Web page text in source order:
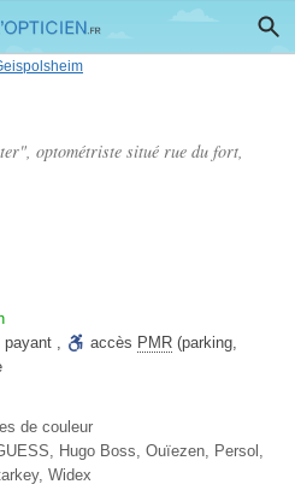
optométriste situé rue du fort,
payant , accès PMR (parking,
de couleur
Hugo Boss, Ouïezen, Persol,
Widex